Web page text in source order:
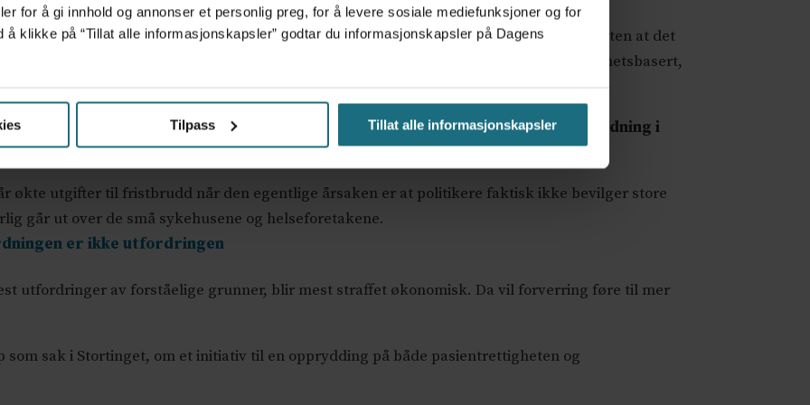
for å gi innhold og annonser et personlig preg, for å levere sosiale mediefunksjoner og for
å klikke på “Tillat alle informasjonskapsler” godtar du informasjonskapsler på Dagens
Tilpass Tillat alle informasjonskapsler
systemfeil i helsevesenet, og at det er innført «flere og flere pasientrettigheter, uten at det
mulighet for god og verdig behandling følges opp». Helsevesenet vårt er blitt rettighetsbasert,
ledelsen gjerne forsvinner i lover, regler og krav.
fullstendig gjennomgang ikke bare av fristbruddordningen men også en opprydning i
Medisin.
økte utgifter til fristbrudd når den egentlige årsaken er at politikere faktisk ikke bevilger store
går ut over de små sykehusene og helseforetakene.
er ikke utfordringen
utfordringer av forståelige grunner, blir mest straffet økonomisk. Da vil forverring føre til mer
sak i Stortinget, om et initiativ til en opprydding på både pasientrettigheten og